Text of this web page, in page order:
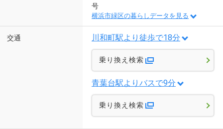
号
横浜市緑区の暮らしデータを見る
交通 川和町駅より徒歩で18分
乗り換え検索
青葉台駅よりバスで9分
乗り換え検索